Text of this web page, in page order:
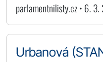
parlamentnilisty.cz • 6.
Urbanová